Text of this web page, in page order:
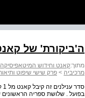
ה'ביקורת' של
מתוך:קאנט וחידוש המיטאפיסיקה
מרכיביה > פרק שישי שיפוט
בפועל . שלושת ספריה הראשונים